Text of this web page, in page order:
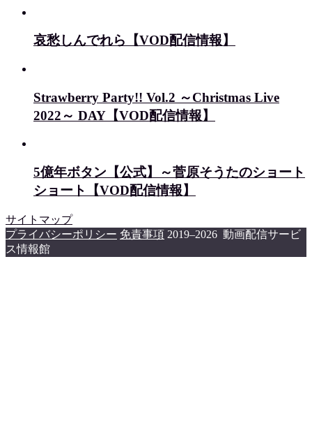
哀愁しんでれら【VOD配信情報】
Strawberry Party!! Vol.2 ～Christmas Live
2022～ DAY【VOD配信情報】
5億年ボタン【公式】～菅原そうたのショート
ショート【VOD配信情報】
サイトマップ
プライバシーポリシー 免責事項 2019–2026 動画配信サービ
ス情報館